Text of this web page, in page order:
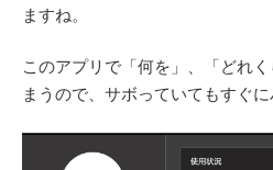
ますね。
このアプリで「何を」、「どれ
まうので、サボっていてもすぐに